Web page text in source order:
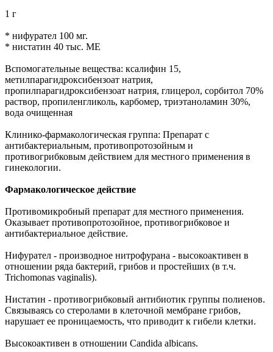
1 г
* нифурател 100 мг.
* нистатин 40 тыс. МЕ
Вспомогательные вещества: ксалифин 15,
метилпарагидроксибензоат натрия,
пропилпарагидроксибензоат натрия, глицерол, сорбитол 70%
раствор, пропиленгликоль, карбомер, триэтаноламин 30%,
вода очищенная
Клинико-фармакологическая группа: Препарат с
антибактериальным, противопротозойным и
противогрибковым действием для местного применения в
гинекологии.
Фармакологическое действие
Противомикробный препарат для местного применения.
Оказывает противопротозойное, противогрибковое и
антибактериальное действие.
Нифурател - производное нитрофурана - высокоактивен в
отношении ряда бактерий, грибов и простейших (в т.ч.
Trichomonas vaginalis).
Нистатин - противогрибковый антибиотик группы полиенов.
Связываясь со стеролами в клеточной мембране грибов,
нарушает ее проницаемость, что приводит к гибели клетки.
Высокоактивен в отношении Candida albicans.